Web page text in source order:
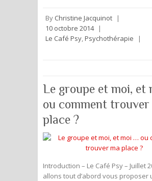
By Christine Jacquinot
|
10 octobre 2014
|
Le Café Psy,Psychothérapie
|
Le groupe et moi, et
ou comment trouver
place ?
Introduction – Le Café Psy – Juillet
allons tout d’abord vous proposer